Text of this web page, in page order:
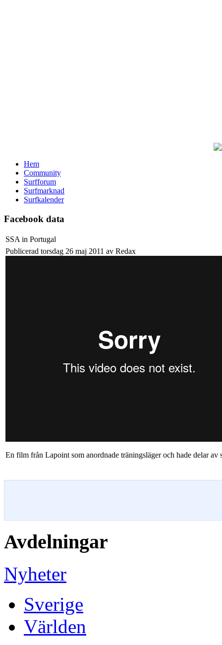
Hem
Community
Surfforum
Surfmarknad
Surfkalender
Facebook data
SSA in Portugal
Publicerad torsdag 26 maj 2011 av Redax
En film från Lapoint som anordnade träningsläger och hade delar
Avdelningar
Nyheter
Sverige
Världen